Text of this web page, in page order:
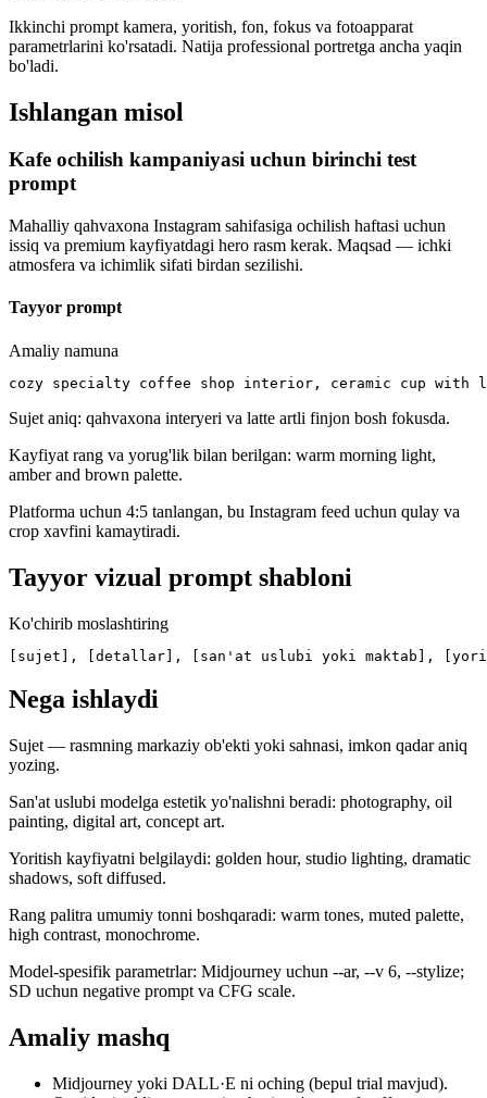
Ikkinchi prompt kamera, yoritish, fon, fokus va fotoapparat
parametrlarini ko'rsatadi. Natija professional portretga ancha yaqin
bo'ladi.
Ishlangan misol
Kafe ochilish kampaniyasi uchun birinchi test
prompt
Mahalliy qahvaxona Instagram sahifasiga ochilish haftasi uchun
issiq va premium kayfiyatdagi hero rasm kerak. Maqsad — ichki
atmosfera va ichimlik sifati birdan sezilishi.
Tayyor prompt
Amaliy namuna
cozy specialty coffee shop interior, ceramic cup with
Sujet aniq: qahvaxona interyeri va latte artli finjon bosh fokusda.
Kayfiyat rang va yorug'lik bilan berilgan: warm morning light,
amber and brown palette.
Platforma uchun 4:5 tanlangan, bu Instagram feed uchun qulay va
crop xavfini kamaytiradi.
Tayyor vizual prompt shabloni
Ko'chirib moslashtiring
[sujet], [detallar], [san'at uslubi yoki maktab],
Nega ishlaydi
Sujet — rasmning markaziy ob'ekti yoki sahnasi, imkon qadar aniq
yozing.
San'at uslubi modelga estetik yo'nalishni beradi: photography, oil
painting, digital art, concept art.
Yoritish kayfiyatni belgilaydi: golden hour, studio lighting, dramatic
shadows, soft diffused.
Rang palitra umumiy tonni boshqaradi: warm tones, muted palette,
high contrast, monochrome.
Model-spesifik parametrlar: Midjourney uchun --ar, --v 6, --stylize;
SD uchun negative prompt va CFG scale.
Amaliy mashq
Midjourney yoki DALL·E ni oching (bepul trial mavjud).